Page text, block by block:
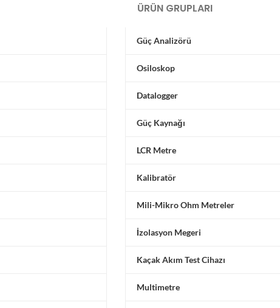
ÜRÜN GRUPLARI
Güç Analizörü
Osiloskop
Datalogger
Güç Kaynağı
LCR Metre
Kalibratör
Mili-Mikro Ohm Metreler
İzolasyon Megeri
Kaçak Akım Test Cihazı
Multimetre